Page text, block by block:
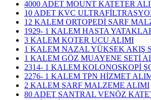
4000 ADET MOUNT KATETER
10 ADET KVC
12 KALEM ORTOPEDİ SARF
1929- 1 KALEM HASTA
3 KALEM KOTER UCU ALIMI
1 KALEM NAZAL YÜKSEK AKIŞ
1 KALEM GÖZ MUAYENE SETİ
2314- 1 KALEM KOLONOSKOPİ
2276- 1 KALEM TPN HİZMET
2 KALEM SARF MALZEME ALIMI
80 ADET SANTRAL VENÖZ